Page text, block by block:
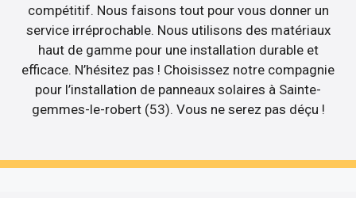
compétitif. Nous faisons tout pour vous donner un
service irréprochable. Nous utilisons des matériaux
haut de gamme pour une installation durable et
efficace. N’hésitez pas ! Choisissez notre compagnie
pour l’installation de panneaux solaires à Sainte-
gemmes-le-robert (53). Vous ne serez pas déçu !